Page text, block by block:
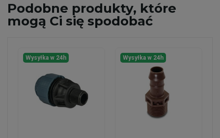
Podobne produkty, które
mogą Ci się spodobać
Wysyłka w 24h Wysyłka w 24h